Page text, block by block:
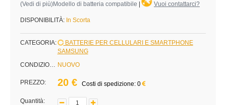
(Vedi di più)Modello di batteria compatibile Vuoi contattarci?
DISPONIBILITÀ: In Scorta
CATEGORIA:
BATTERIE PER CELLULARI E SMARTPHONE
SAMSUNG
CONDIZIONE: NUOVO
PREZZO: 20 € Costi di spedizione: 0
Quantità: